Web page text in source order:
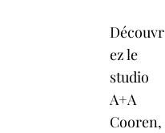
Découvr
ez le
studio
A+A
Cooren,